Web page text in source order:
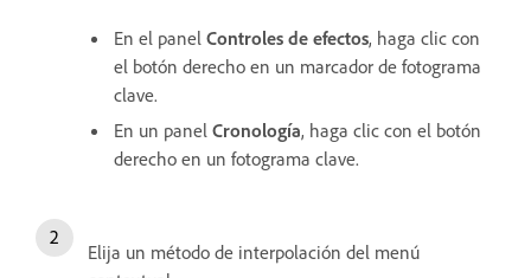
En el panel Controles de efectos, haga clic con
el botón derecho en un marcador de fotograma
clave.
En un panel Cronología, haga clic con el botón
derecho en un fotograma clave.
Elija un método de interpolación del menú